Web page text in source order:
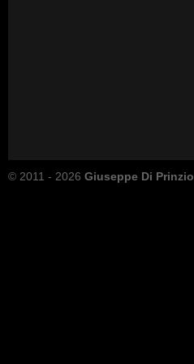
© 2011 - 2026 Giuseppe Di Prinzio